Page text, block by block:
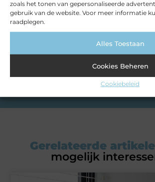
zoals het tonen van gepersonaliseerde
gebruik van de website. Voor meer informatie
raadplegen.
Alles Toestaan
Cookies Beheren
Cookiebeleid
Of je nu op zoek bent naar inspiratie, je
delen of een samenwerking wilt
aan het juiste adres. Wil je zelf
contact met ons op en word onderdeel
Over ons
Gerelateerde
mogelijk